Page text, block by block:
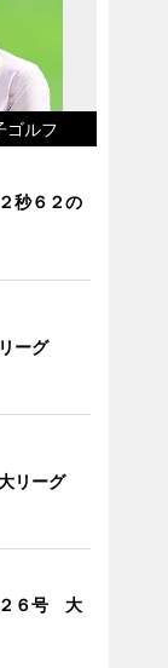
ゴルフ
秒６２の
ーグ
リーグ
６号 大